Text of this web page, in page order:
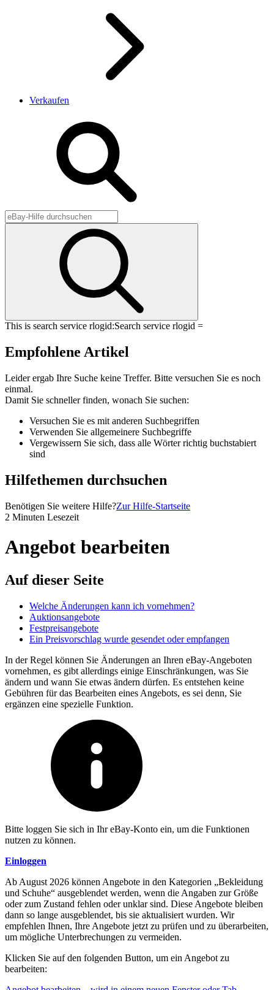
Verkaufen
This is search service rlogid:Search service rlogid =
Empfohlene Artikel
Leider ergab Ihre Suche keine Treffer. Bitte versuchen Sie es noch
einmal.
Damit Sie schneller finden, wonach Sie suchen:
Versuchen Sie es mit anderen Suchbegriffen
Verwenden Sie allgemeinere Suchbegriffe
Vergewissern Sie sich, dass alle Wörter richtig buchstabiert
sind
Hilfethemen durchsuchen
Benötigen Sie weitere Hilfe?Zur Hilfe-Startseite
2 Minuten Lesezeit
Angebot bearbeiten
Auf dieser Seite
Welche Änderungen kann ich vornehmen?
Auktionsangebote
Festpreisangebote
Ein Preisvorschlag wurde gesendet oder empfangen
In der Regel können Sie Änderungen an Ihren eBay-Angeboten
vornehmen, es gibt allerdings einige Einschränkungen, was Sie
ändern und wann Sie etwas ändern dürfen. Es entstehen keine
Gebühren für das Bearbeiten eines Angebots, es sei denn, Sie
ergänzen eine spezielle Funktion.
Bitte loggen Sie sich in Ihr eBay-Konto ein, um die Funktionen
nutzen zu können.
Einloggen
Ab August 2026 können Angebote in den Kategorien „Bekleidung
und Schuhe“ ausgeblendet werden, wenn die Angaben zur Größe
oder zum Zustand fehlen oder unklar sind. Diese Angebote bleiben
dann so lange ausgeblendet, bis sie aktualisiert wurden. Wir
empfehlen Ihnen, Ihre Angebote jetzt zu prüfen und zu überarbeiten,
um mögliche Unterbrechungen zu vermeiden.
Klicken Sie auf den folgenden Button, um ein Angebot zu
bearbeiten: